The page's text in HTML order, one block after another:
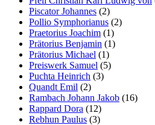
Piscator Johannes (2)
Pollio Symphorianus (2)
Praetorius Joachim (1)
Prätorius Benjamin (1)
Prätorius Michael (1)
Preiswerk Samuel (5)
Puchta Heinrich (3)
Quandt Emil (2)
Rambach Johann Jakob (16)
Rappard Dora (12)
Rebhun Paulus (3)